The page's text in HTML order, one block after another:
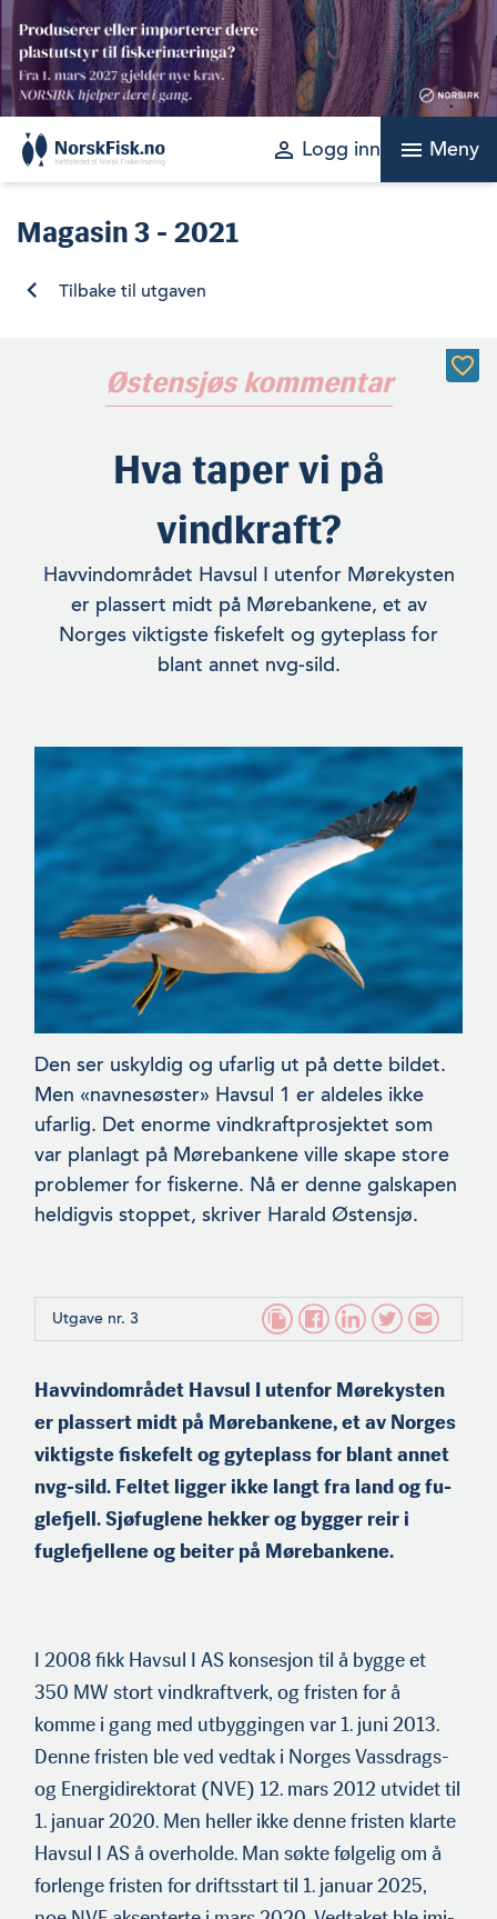
Skip
content
perm_identity Logg inn menu Meny
Magasin3 - 2021
Tilbake til utgaven
Østensjøs kommentar
Hva taper vi på
vindkraft?
Havvindområdet Havsul I utenfor Mørekysten
er plassert midt på Mørebankene, et av
Norges viktigste fiskefelt og gyteplass for
blant annet nvg-sild.
Den ser uskyldig og ufarlig ut på dette bildet.
Men «navnesøster» Havsul 1 er aldeles ikke
ufarlig. Det enorme vindkraftprosjektet som
var planlagt på Mørebankene ville skape store
problemer for fis­kerne. Nå er denne galskapen
heldigvis stoppet, skriv­er Harald Østensjø.
Utgave nr. 3
Havvindområdet Havsul I utenfor Mørekysten
er plassert midt på Mørebankene, et av Norges
viktigste fiskefelt og gyteplass for blant annet
nvg-sild. Feltet ligger ikke langt fra land og fu­
glefjell. Sjøfuglene hekker og bygger reir i
fuglefjellene og beiter på Mørebankene.
I 2008 fikk Havsul I AS konsesjon til å bygge et
350 MW stort vindkraftverk, og fristen for å
komme i gang med utbyggingen var 1. juni 2013.
Denne fristen ble ved vedtak i Norges Vassdrags-
og Energidirektorat (NVE) 12. mars 2012 utvidet til
1. januar 2020. Men heller ikke denne fristen klarte
Havsul I AS å overholde. Man søkte følgelig om å
forlenge fristen for driftsstart til 1. januar 2025,